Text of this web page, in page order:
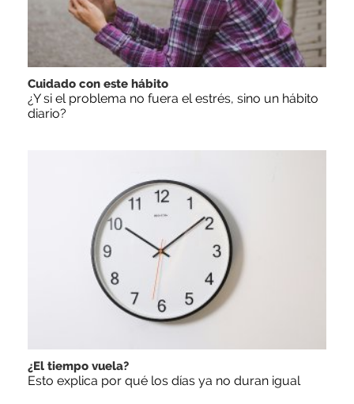
Cuidado con este hábito
¿Y si el problema no fuera el estrés, sino un hábito
diario?
¿El tiempo vuela?
Esto explica por qué los días ya no duran igual